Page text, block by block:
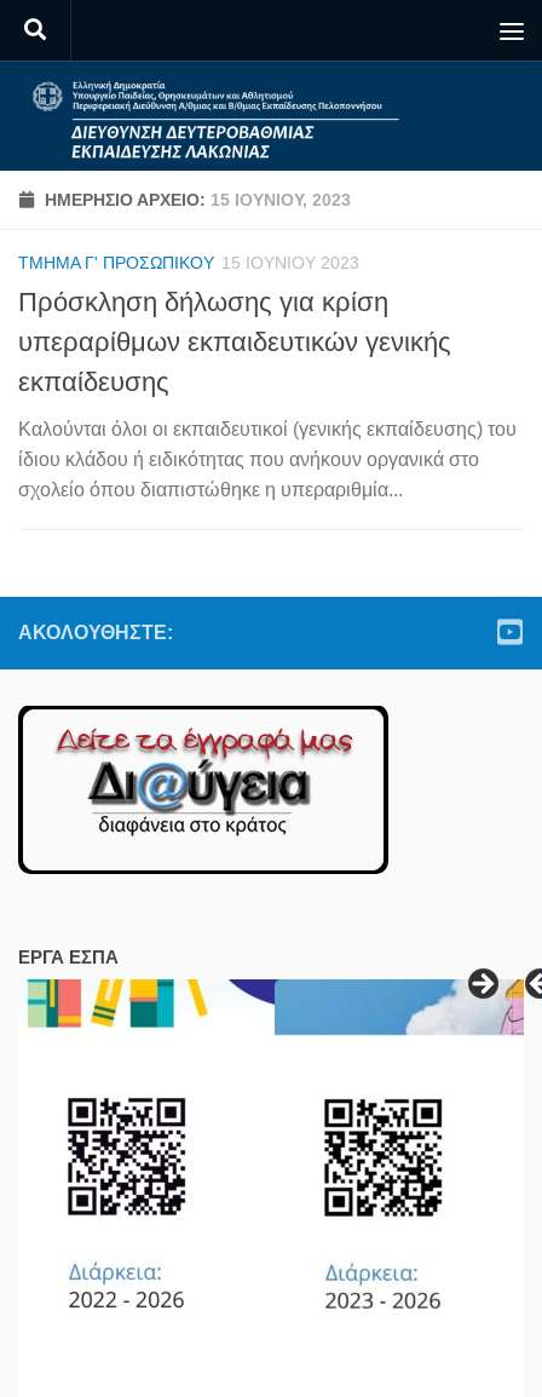
Skip to content
ΗΜΕΡΉΣΙΟ ΑΡΧΕΊΟ: 15 ΙΟΥΝΊΟΥ, 2023
ΤΜΉΜΑ Γ' ΠΡΟΣΩΠΙΚΟΎ 15 ΙΟΥΝΊΟΥ 2023
Πρόσκληση δήλωσης για κρίση
υπεραρίθμων εκπαιδευτικών γενικής
εκπαίδευσης
Καλούνται όλοι οι εκπαιδευτικοί (γενικής εκπαίδευσης) του
ίδιου κλάδου ή ειδικότητας που ανήκουν οργανικά στο
σχολείο όπου διαπιστώθηκε η υπεραριθμία...
ΑΚΟΛΟΥΘΉΣΤΕ:
ΕΡΓΑ ΕΣΠΑ